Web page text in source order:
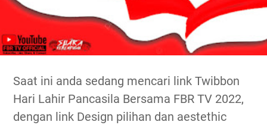
Saat ini anda sedang mencari link Twibbon
Hari Lahir Pancasila Bersama FBR TV 2022,
dengan link Design pilihan dan aestethic